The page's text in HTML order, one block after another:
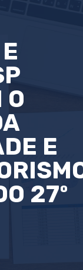
O
E
27º